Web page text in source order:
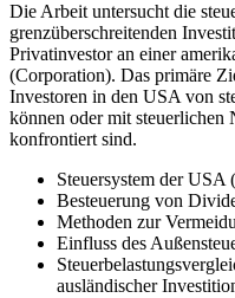
Die Arbeit untersucht die
grenzüberschreitenden
Privatinvestor an einer
(Corporation). Das primäre
Investoren in den USA von
können oder mit steuerlichen
konfrontiert sind.
Steuersystem der USA
Besteuerung von
Methoden zur
Einfluss des
ausländischer